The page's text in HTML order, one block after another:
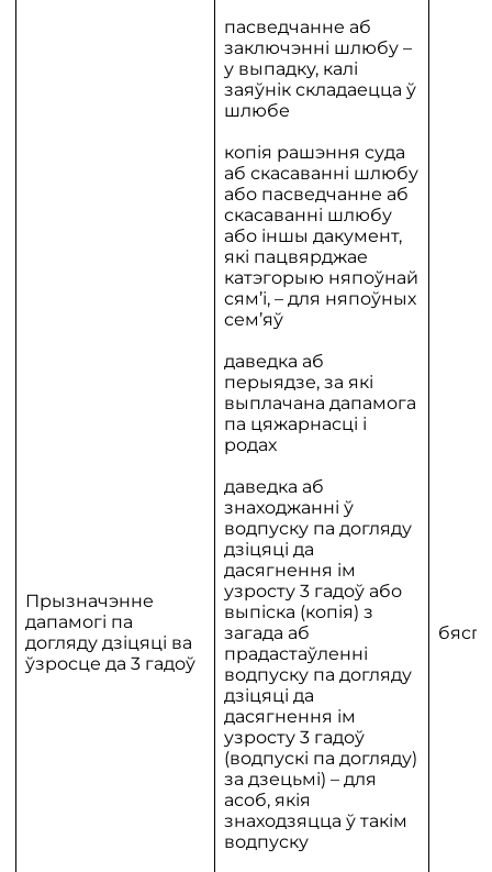
Прызначэнне
дапамогі па
догляду дзіцяці ва
ўзросце да 3 гадоў
пасведчанне аб
заключэнні шлюбу –
у выпадку, калі
заяўнік складаецца ў
шлюбе
копія рашэння суда
аб скасаванні шлюбу
або пасведчанне аб
скасаванні шлюбу
або іншы дакумент,
які пацвярджае
катэгорыю няпоўнай
сям’і, – для няпоўных
сем’яў
даведка аб
перыядзе, за які
выплачана дапамога
па цяжарнасці і
родах
даведка аб
знаходжанні ў
водпуску па догляду
дзіцяці да
дасягнення ім
узросту 3 гадоў або
выпіска (копія) з
загада аб
прадастаўленні
водпуску па догляду
дзіцяці да
дасягнення ім
узросту 3 гадоў
(водпускі па догляду)
за дзецьмі) – для
асоб, якія
знаходзяцца ў такім
водпуску